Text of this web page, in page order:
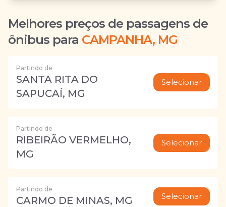
Melhores preços de passagens de
ônibus para CAMPANHA, MG
Partindo de
SANTA RITA DO
SAPUCAÍ, MG
Selecionar
Partindo de
RIBEIRÃO VERMELHO,
MG
Selecionar
Partindo de
CARMO DE MINAS, MG Selecionar